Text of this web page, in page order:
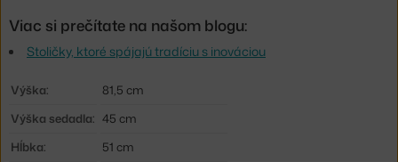
Viac si prečítate na našom blogu:
Stoličky, ktoré spájajú tradíciu s inováciou
Výška:
81,5 cm
Výška sedadla: 45 cm
Hĺbka:
51 cm